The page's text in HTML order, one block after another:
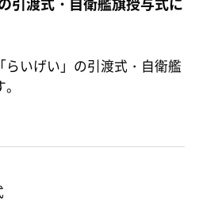
いげい」の引渡式・自衛艦